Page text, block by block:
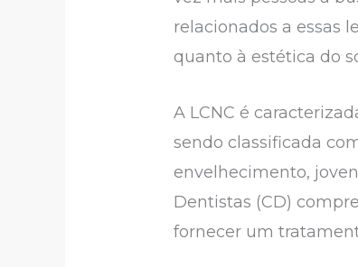
relacionados a essas
quanto à estética do
A LCNC é
sendo classificada
envelhecimento,
Dentistas (CD)
fornecer um